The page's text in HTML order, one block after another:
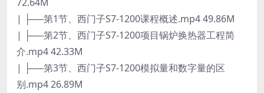
| ├──第1节、西门子S7-1200课程概述.mp4 49.86M
| ├──第2节、西门子S7-1200项目锅炉换热器工程简
介.mp4 42.33M
| ├──第3节、西门子S7-1200模拟量和数字量的区
别.mp4 26.89M